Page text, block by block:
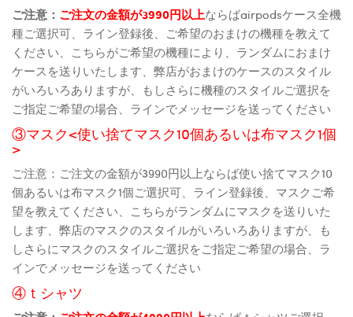
ご注意： ご注文の金額が3990円以上ならばairpodsケース全機
種ご選択可、ライン登録後、ご希望のおまけの機種を教えて
ください、こちらがご希望の機種により、ランダムにおまけ
ケースを送りいたします、弊店がおまけのケースのスタイル
がいろいろありますが、もしさらに機種のスタイルご選択を
ご指定ご希望の場合、ラインでメッセージを送ってください
③マスク<使い捨てマスク10個あるいは布マスク1個
>
ご注意：ご注文の金額が3990円以上ならば使い捨てマスク10
個あるいは布マスク1個ご選択可、ライン登録後、マスクご希
望を教えてください、こちらがランダムにマスクを送りいた
します、弊店のマスクのスタイルがいろいろありますが、も
しさらにマスクのスタイルご選択をご指定ご希望の場合、ラ
インでメッセージを送ってください
④ｔシャツ